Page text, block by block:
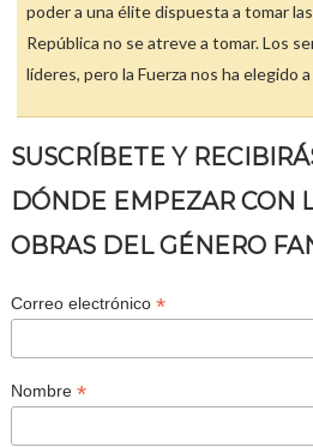
poder a una élite dispuesta a tomar
República no se atreve a tomar. Los
líderes, pero la Fuerza nos ha elegido
SUSCRÍBETE Y
DÓNDE EMPEZAR CON
OBRAS DEL GÉNERO
Correo electrónico *
Nombre *